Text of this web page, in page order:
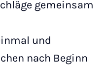
gemeinsam
und
nach Beginn